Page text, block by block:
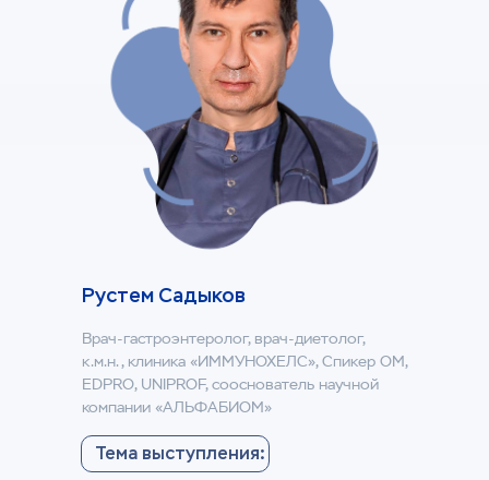
Тема выступления:
Врач-гастроэнтеролог, врач-диетолог,
к.м.н., клиника «ИММУНОХЕЛС», Спикер ОМ,
EDPRO, UNIPROF, сооснователь научной
компании «АЛЬФАБИОМ»
Рустем Садыков